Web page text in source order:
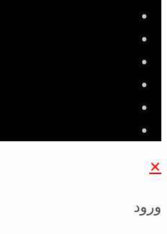
✕
ورود